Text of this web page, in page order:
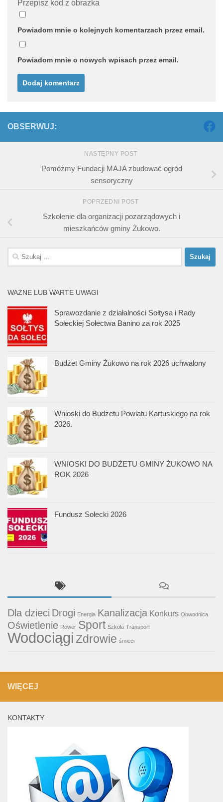
Przepisz kod z obrazka
Powiadom mnie o kolejnych komentarzach przez email.
Powiadom mnie o nowych wpisach przez email.
OBSERWUJ:
NASTĘPNY POST
Pomóżmy Fundacji MAJA zbudować ogród
sensoryczny
POPRZEDNI POST
Szkolenie dla organizacji pozarządowych i
mieszkańców gminy Żukowo.
Szukaj:
WAŻNE LUB WARTE UWAGI
Sprawozdanie z działalności Sołtysa i Rady
Sołeckiej Sołectwa Banino za rok 2025
Budżet Gminy Żukowo na rok 2026 uchwalony
Wnioski do Budżetu Powiatu Kartuskiego na rok
2026.
WNIOSKI DO BUDŻETU GMINY ŻUKOWO NA
ROK 2026
Fundusz Sołecki 2026
Dla dzieci Drogi Energia Kanalizacja Konkurs Obwodnica
Oświetlenie Rower Sport Szkoła Transport
WodociągiZdrowie śmieci
WIĘCEJ
KONTAKTY